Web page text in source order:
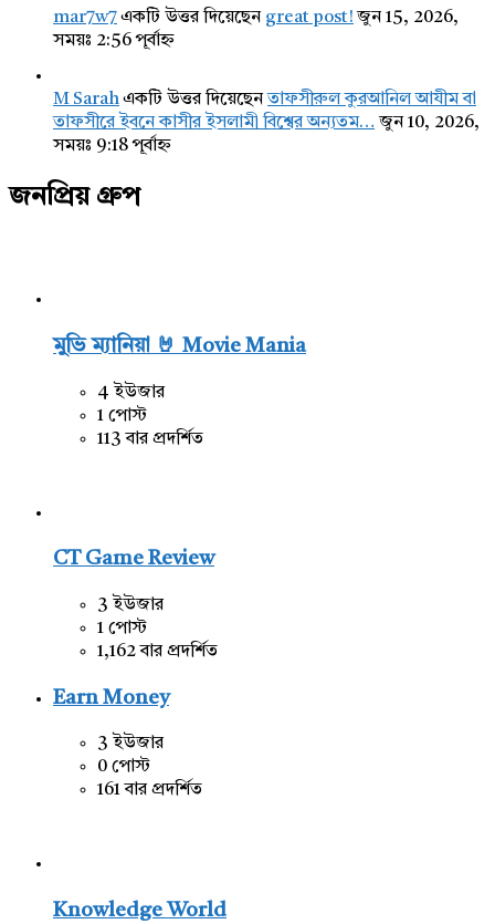
mar7w7একটি উত্তর দিয়েছেন great post! জুন 15, 2026,
সময়ঃ 2:56 পূর্বাহ্ন
M Sarahএকটি উত্তর দিয়েছেনতাফসীরুল কুরআনিল আযীম বা
তাফসীরে ইবনে কাসীর ইসলামী বিশ্বের অন্যতম… জুন 10, 2026,
সময়ঃ 9:18 পূর্বাহ্ন
জনপ্রিয় গ্রুপ
মুভি ম্যানিয়া 🤘 Movie Mania
4 ইউজার
1 পোস্ট
113 বার প্রদর্শিত
CT Game Review
3 ইউজার
1 পোস্ট
1,162 বার প্রদর্শিত
Earn Money
3 ইউজার
0 পোস্ট
161 বার প্রদর্শিত
Knowledge World